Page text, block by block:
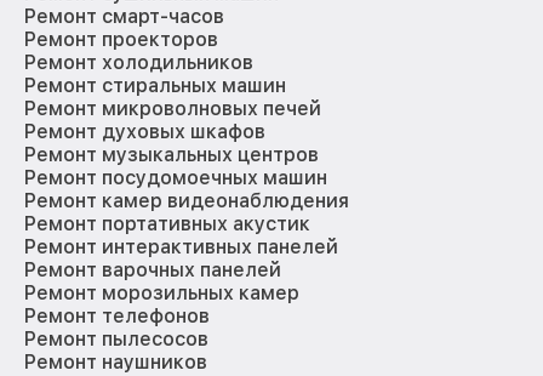
Ремонт смарт-часов
Ремонт проекторов
Ремонт холодильников
Ремонт стиральных машин
Ремонт микроволновых печей
Ремонт духовых шкафов
Ремонт музыкальных центров
Ремонт посудомоечных машин
Ремонт камер видеонаблюдения
Ремонт портативных акустик
Ремонт интерактивных панелей
Ремонт варочных панелей
Ремонт морозильных камер
Ремонт телефонов
Ремонт пылесосов
Ремонт наушников